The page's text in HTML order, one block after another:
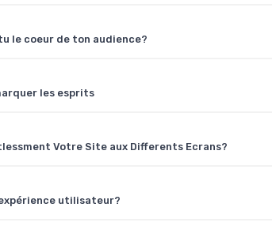
le coeur de ton audience?
les esprits
Votre Site aux Differents Ecrans?
utilisateur?